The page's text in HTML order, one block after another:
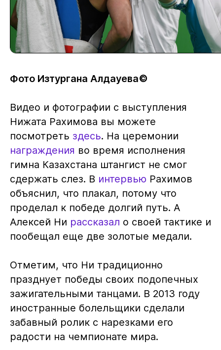
Фото Изтургана Алдауева©
Видео и фотографии с выступления
Нижата Рахимова вы можете
посмотреть здесь. На церемонии
награждения во время исполнения
гимна Казахстана штангист не смог
сдержать слез. В интервью Рахимов
объяснил, что плакал, потому что
проделал к победе долгий путь. А
Алексей Ни рассказал о своей тактике и
пообещал еще две золотые медали.
Отметим, что Ни традиционно
празднует победы своих подопечных
зажигательными танцами. В 2013 году
иностранные болельщики сделали
забавный ролик с нарезками его
радости на чемпионате мира.